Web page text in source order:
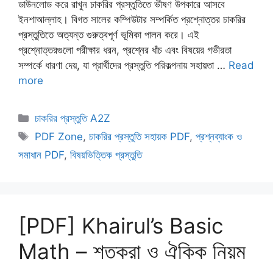
ডাউনলোড করে রাখুন চাকরির প্রস্তুতিতে ভীষণ উপকারে আসবে
ইনশাআল্লাহ। বিগত সালের কম্পিউটার সম্পর্কিত প্রশ্নোত্তর চাকরির
প্রস্তুতিতে অত্যন্ত গুরুত্বপূর্ণ ভূমিকা পালন করে। এই
প্রশ্নোত্তরগুলো পরীক্ষার ধরন, প্রশ্নের ধাঁচ এবং বিষয়ের গভীরতা
সম্পর্কে ধারণা দেয়, যা প্রার্থীদের প্রস্তুতি পরিকল্পনায় সহায়তা … Read
more
Categories
চাকরির প্রস্তুতি A2Z
Tags
PDF Zone,চাকরির প্রস্তুতি সহায়ক PDF,প্রশ্নব্যাংক ও
সমাধান PDF, বিষয়ভিত্তিক প্রস্তুতি
[PDF] Khairul’s Basic
Math – শতকরা ও ঐকিক নিয়ম